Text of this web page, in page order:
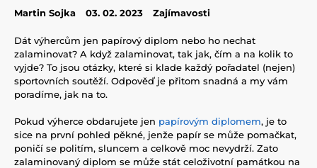
Martin Sojka 03. 02. 2023 Zajímavosti
Dát výhercům jen papírový diplom nebo ho nechat
zalaminovat? A když zalaminovat, tak jak, čím a na kolik to
vyjde? To jsou otázky, které si klade každý pořadatel (nejen)
sportovních soutěží. Odpověď je přitom snadná a my vám
poradíme, jak na to.
Pokud výherce obdarujete jen papírovým diplomem, je to
sice na první pohled pěkné, jenže papír se může pomačkat,
poničí se politím, sluncem a celkově moc nevydrží. Zato
zalaminovaný diplom se může stát celoživotní památkou na